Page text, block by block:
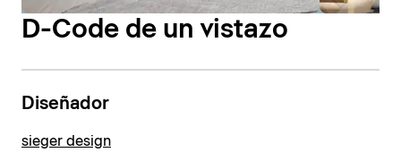
D-Code de un vistazo
Diseñador
sieger design